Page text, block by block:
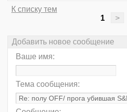
К списку тем
1
>
Добавить новое сообщение
Ваше имя:
Тема сообщения: